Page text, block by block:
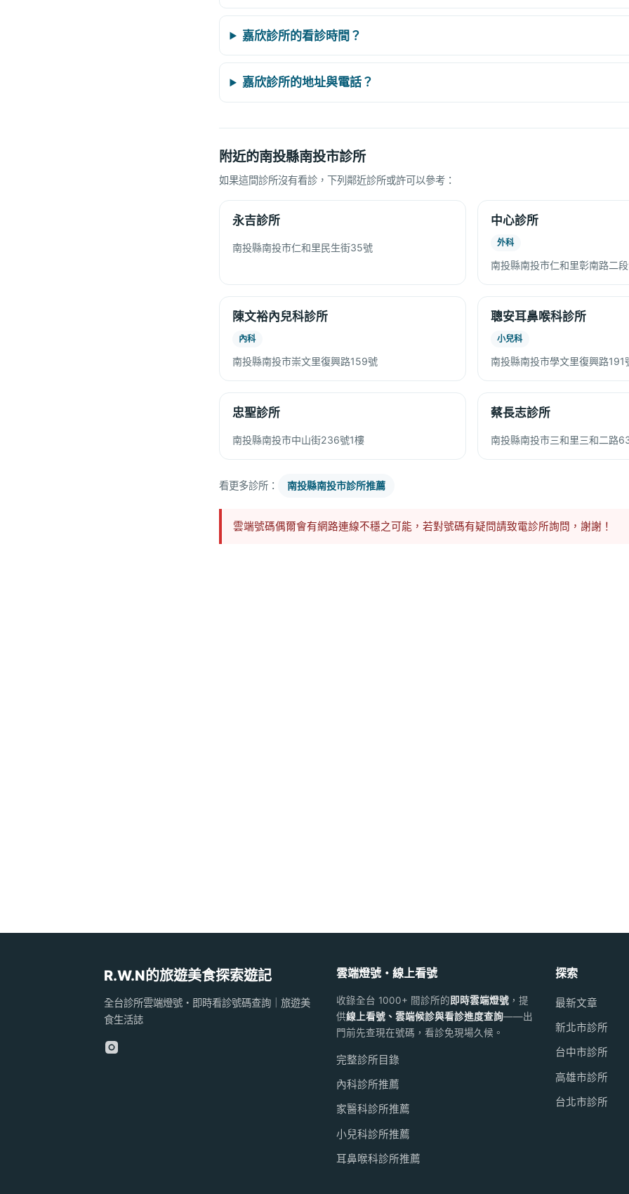
嘉欣診所的看診時間？
嘉欣診所的地址與電話？
附近的南投縣南投市診所
如果這間診所沒有看診，下列鄰近診所或許可以參考：
永吉診所
南投縣南投市仁和里民生街35號
中心診所
外科
南投縣南投市仁和里彰南路二
陳文裕內兒科診所
內科
南投縣南投市崇文里復興路159號
聰安耳鼻喉科診所
小兒科
南投縣南投市學文里復興路191
忠聖診所
南投縣南投市中山街236號1樓
蔡長志診所
南投縣南投市三和里三和二路
看更多診所： 南投縣南投市診所推薦
雲端號碼偶爾會有網路連線不穩之可能，若對號碼有疑問請致電診所詢問，謝謝！
R.W.N的旅遊美食探索遊記
全台診所雲端燈號・即時看診號碼查詢｜旅遊美
食生活誌
雲端燈號・線上看號
收錄全台 1000+ 間診所的 即時雲端燈號，提
供線上看號、雲端候診與看診進度查詢——出
門前先查現在號碼，看診免現場久候。
完整診所目錄
內科診所推薦
家醫科診所推薦
小兒科診所推薦
耳鼻喉科診所推薦
探索
最新文章
新北市診所
台中市診所
高雄市診所
台北市診所